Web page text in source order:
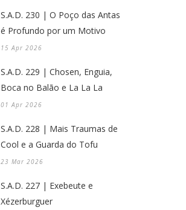
S.A.D. 230 | O Poço das Antas
é Profundo por um Motivo
15 Apr 2026
S.A.D. 229 | Chosen, Enguia,
Boca no Balão e La La La
01 Apr 2026
S.A.D. 228 | Mais Traumas de
Cool e a Guarda do Tofu
23 Mar 2026
S.A.D. 227 | Exebeute e
Xézerburguer